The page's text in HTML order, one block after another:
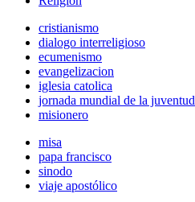
cristianismo
dialogo interreligioso
ecumenismo
evangelizacion
iglesia catolica
jornada mundial de la juventud
misionero
misa
papa francisco
sinodo
viaje apostólico